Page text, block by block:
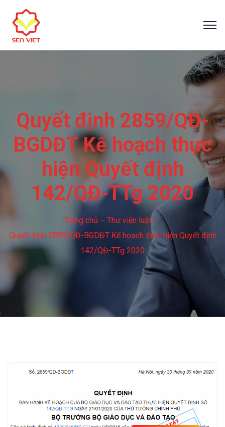
Quyết định 2859/QĐ-
BGDĐT Kế hoạch thực
hiện Quyết định
142/QĐ-TTg 2020
Trang chủ
Thư viện luật
Quyết định 2859/QĐ-BGDĐT Kế hoạch thực hiện Quyết định
142/QĐ-TTg 2020